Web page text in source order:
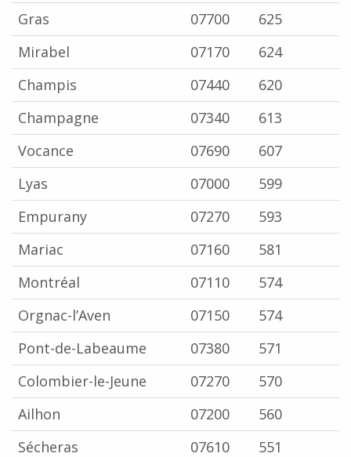
Gras 07700
625
Mirabel
07170
624
Champis
07440
620
Champagne
07340
613
Vocance
07690
607
Lyas
07000
599
Empurany
07270
593
Mariac
07160
581
Montréal
07110
574
Orgnac-l’Aven
07150
574
Pont-de-Labeaume
07380
571
Colombier-le-Jeune
07270
570
Ailhon
07200
560
Sécheras
07610
551